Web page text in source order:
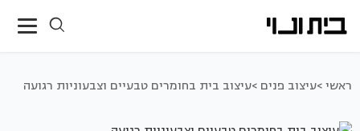
ראשי >עיצוב פנים >עיצוב בית בחומרים טבעיים וצבעוניות רגועה